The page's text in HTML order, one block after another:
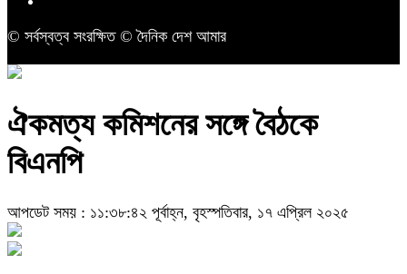
© সর্বস্বত্ব সংরক্ষিত © দৈনিক দেশ আমার
ঐকমত্য কমিশনের সঙ্গে বৈঠকে
বিএনপি
আপডেট সময় : ১১:৩৮:৪২ পূর্বাহ্ন, বৃহস্পতিবার, ১৭ এপ্রিল ২০২৫